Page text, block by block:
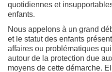
quotidiennes et
enfants.
Nous appelons à un grand
et le statut des enfants
affaires ou problématiques
autour de la protection due
moyens de cette démarche.